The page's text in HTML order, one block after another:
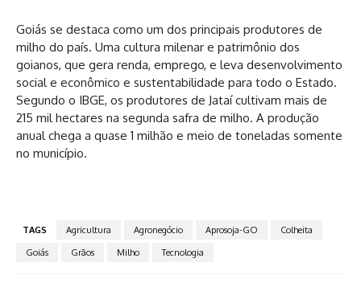
Goiás se destaca como um dos principais produtores de
milho do país. Uma cultura milenar e patrimônio dos
goianos, que gera renda, emprego, e leva desenvolvimento
social e econômico e sustentabilidade para todo o Estado.
Segundo o IBGE, os produtores de Jataí cultivam mais de
215 mil hectares na segunda safra de milho. A produção
anual chega a quase 1 milhão e meio de toneladas somente
no município.
TAGS Agricultura Agronegócio Aprosoja-GO
Colheita
Goiás
Grãos Milho Tecnologia